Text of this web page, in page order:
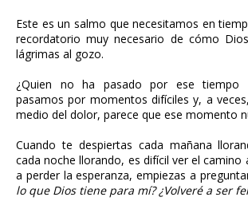
Este es un salmo que necesitamos en
recordatorio muy necesario de cómo
lágrimas al gozo.
¿Quien no ha pasado por ese tiempo
pasamos por momentos difíciles y, a
medio del dolor, parece que ese momento
Cuando te despiertas cada mañana
cada noche llorando, es difícil ver el camino
a perder la esperanza, empiezas a
lo que Dios tiene para mí? ¿Volveré a ser